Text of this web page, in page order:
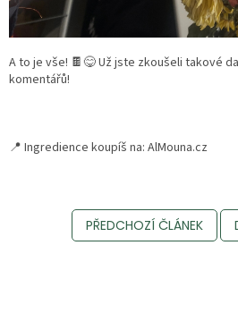
A to je vše! 🍫😋 Už jste zkoušeli takové
komentářů!
📍 Ingredience koupíš na: AlMouna.cz
PŘEDCHOZÍ ČLÁNEK